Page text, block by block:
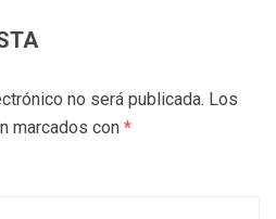
no será publicada. Los
marcados con *